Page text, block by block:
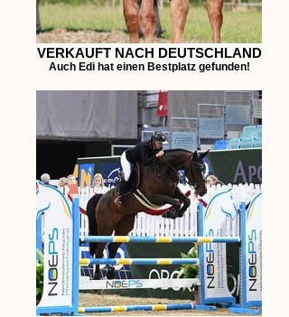
VERKAUFT NACH DEUTSCHLAND
Auch Edi hat einen Bestplatz gefunden!